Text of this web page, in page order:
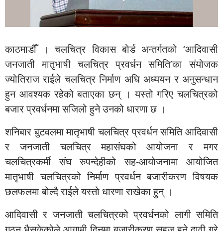
काठमाडौंँ । चलचित्र विकास बोर्ड अन्तर्गतको ‘आदिवासी
जनजाती मातृभाषी चलचित्र प्रवर्धन समिति’का संयोजक
ज्योतिराज राईले चलचित्र निर्माण अघि अध्ययन र अनुसन्धान
हुन आवश्यक रहेको बताएका छन् । यस्तो गरिए चलचित्रको
बजार प्रवर्धनमा सजिलो हुने उनको धारणा छ ।
शनिबार बुटवलमा मातृभाषी चलचित्र प्रवर्धन समिति आदिवासी
र जनजाती चलचित्र महासंघको आयोजना र मगर
चलचित्रकर्मी संघ रुपन्देहीको सह-आयोजनामा आयोजित
मातृभाषी चलचित्रको निर्माण प्रवर्धन बजारीकरण विषयक
छलफलमा बोल्दै राईले यस्तो धारणा राखेका हुन् ।
आदिवासी र जनजाती चलचित्रको प्रवर्धनको लागी समिति